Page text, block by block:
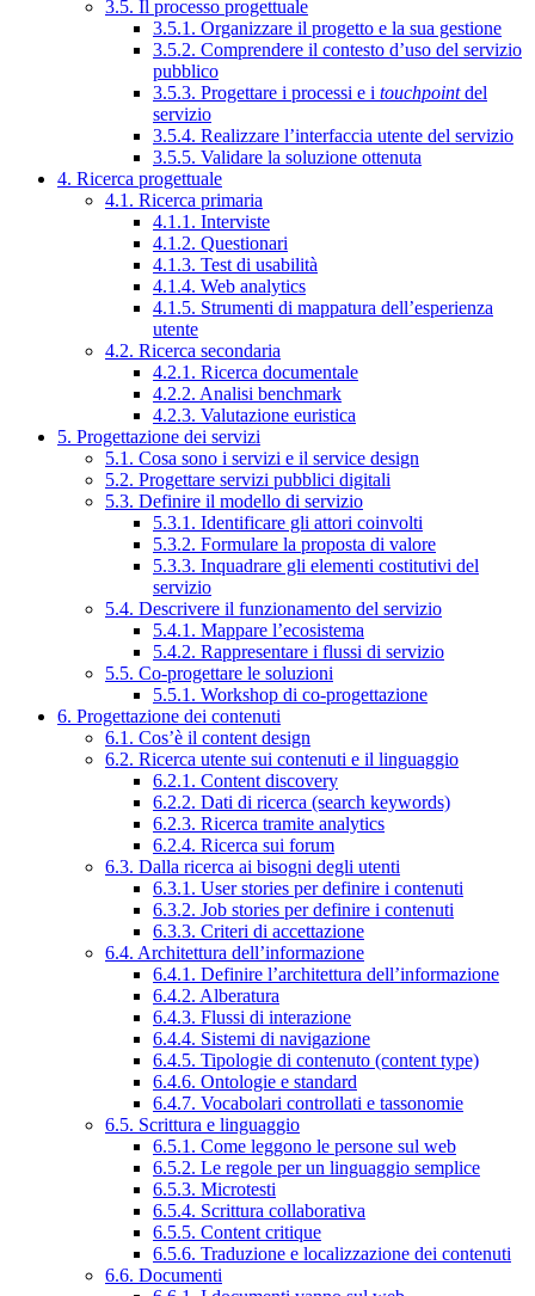
3.5. Il processo progettuale
3.5.1. Organizzare il progetto e la sua gestione
3.5.2. Comprendere il contesto d’uso del servizio
pubblico
3.5.3. Progettare i processi e i touchpointdel
servizio
3.5.4. Realizzare l’interfaccia utente del servizio
3.5.5. Validare la soluzione ottenuta
4. Ricerca progettuale
4.1. Ricerca primaria
4.1.1. Interviste
4.1.2. Questionari
4.1.3. Test di usabilità
4.1.4. Web analytics
4.1.5. Strumenti di mappatura dell’esperienza
utente
4.2. Ricerca secondaria
4.2.1. Ricerca documentale
4.2.2. Analisi benchmark
4.2.3. Valutazione euristica
5. Progettazione dei servizi
5.1. Cosa sono i servizi e il service design
5.2. Progettare servizi pubblici digitali
5.3. Definire il modello di servizio
5.3.1. Identificare gli attori coinvolti
5.3.2. Formulare la proposta di valore
5.3.3. Inquadrare gli elementi costitutivi del
servizio
5.4. Descrivere il funzionamento del servizio
5.4.1. Mappare l’ecosistema
5.4.2. Rappresentare i flussi di servizio
5.5. Co-progettare le soluzioni
5.5.1. Workshop di co-progettazione
6. Progettazione dei contenuti
6.1. Cos’è il content design
6.2. Ricerca utente sui contenuti e il linguaggio
6.2.1. Content discovery
6.2.2. Dati di ricerca (search keywords)
6.2.3. Ricerca tramite analytics
6.2.4. Ricerca sui forum
6.3. Dalla ricerca ai bisogni degli utenti
6.3.1. User stories per definire i contenuti
6.3.2. Job stories per definire i contenuti
6.3.3. Criteri di accettazione
6.4. Architettura dell’informazione
6.4.1. Definire l’architettura dell’informazione
6.4.2. Alberatura
6.4.3. Flussi di interazione
6.4.4. Sistemi di navigazione
6.4.5. Tipologie di contenuto (content type)
6.4.6. Ontologie e standard
6.4.7. Vocabolari controllati e tassonomie
6.5. Scrittura e linguaggio
6.5.1. Come leggono le persone sul web
6.5.2. Le regole per un linguaggio semplice
6.5.3. Microtesti
6.5.4. Scrittura collaborativa
6.5.5. Content critique
6.5.6. Traduzione e localizzazione dei contenuti
6.6. Documenti